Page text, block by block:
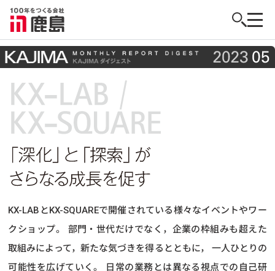
KX-LABとKX-SQUAREで開催されている様々なイベントやワー
クショップ。
部門・世代だけでなく，企業の枠組みも超えた
取組みによって，新たな気づきを得るとともに，
一人ひとりの
可能性を広げていく。
日常の業務とは異なる視点での自己研